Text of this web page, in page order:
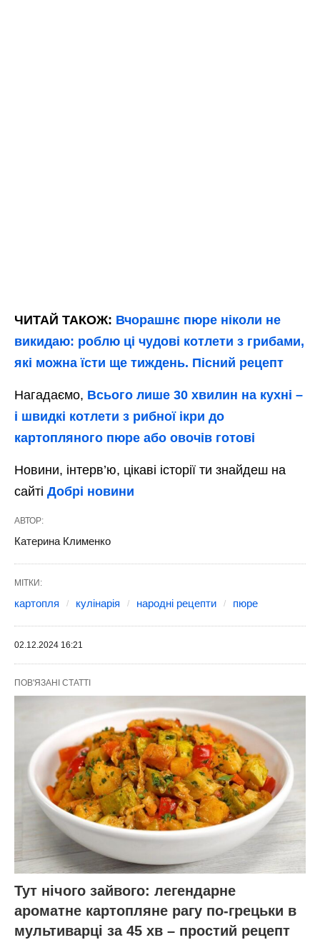
ЧИТАЙ ТАКОЖ: Вчорашнє пюре ніколи не
викидаю: роблю ці чудові котлети з грибами,
які можна їсти ще тиждень. Пісний рецепт
Нагадаємо, Всього лише 30 хвилин на кухні –
і швидкі котлети з рибної ікри до
картопляного пюре або овочів готові
Новини, інтерв’ю, цікаві історії ти знайдеш на
сайті Добрі новини
АВТОР:
Катерина Клименко
МІТКИ:
картопля кулінарія народні рецепти пюре
02.12.2024 16:21
ПОВ'ЯЗАНІ СТАТТІ
Тут нічого зайвого: легендарне
ароматне картопляне рагу по-грецьки в
мультиварці за 45 хв – простий рецепт